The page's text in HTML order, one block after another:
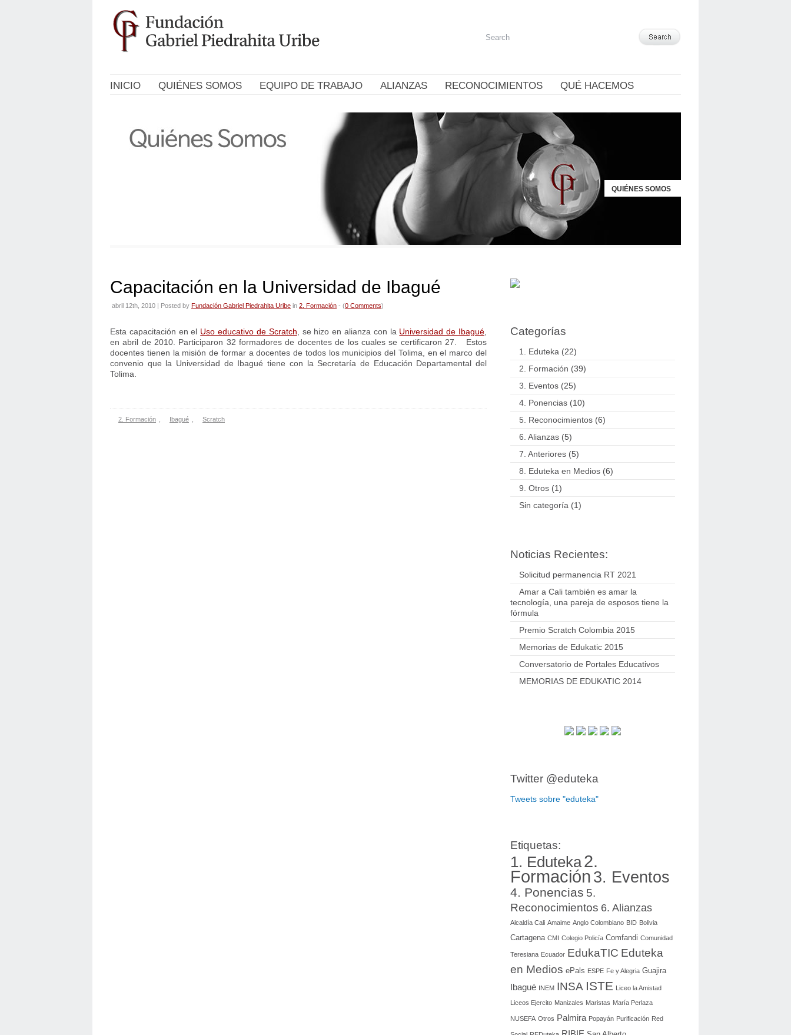
INICIO QUIÉNES SOMOS EQUIPO DE TRABAJO ALIANZAS RECONOCIMIENTOS QUÉ HACEMOS
QUIÉNES SOMOS
Capacitación en la Universidad de Ibagué
abril 12th, 2010 | Posted by Fundación Gabriel Piedrahita Uribe in 2. Formación - (0 Comments)
Esta capacitación en el Uso educativo de Scratch , se hizo en alianza con la Universidad de Ibagué
en abril de 2010. Participaron 32 formadores de docentes de los cuales se certificaron 27. Estos
docentes tienen la misión de formar a docentes de todos los municipios del Tolima, en el marco del
convenio que la Universidad de Ibagué tiene con la Secretaría de Educación Departamental del
Tolima.
2. Formación Ibagué Scratch
Categorías
1. Eduteka (22)
2. Formación (39)
3. Eventos (25)
4. Ponencias (10)
5. Reconocimientos (6)
6. Alianzas (5)
7. Anteriores (5)
8. Eduteka en Medios (6)
9. Otros (1)
Sin categoría (1)
Noticias Recientes:
Solicitud permanencia RT 2021
Amar a Cali también es amar la
tecnología, una pareja de esposos tiene la
fórmula
Premio Scratch Colombia 2015
Memorias de Edukatic 2015
Conversatorio de Portales Educativos
MEMORIAS DE EDUKATIC 2014
Twitter @eduteka
Tweets sobre "eduteka"
Etiquetas:
1. Eduteka2.
Formación 3. Eventos
4. Ponencias 5.
Reconocimientos 6. Alianzas
Alcaldía Cali Amaime Anglo Colombiano BID Bolivia
Cartagena CMI Colegio Policía Comfandi Comunidad
Teresiana Ecuador EdukaTIC Eduteka
en Medios ePals ESPE Fe y Alegria Guajira
Ibagué INEM INSA ISTE Liceo la Amistad
Liceos Ejercito Manizales Maristas María Perlaza
NUSEFA Otros Palmira Popayán Purificación Red